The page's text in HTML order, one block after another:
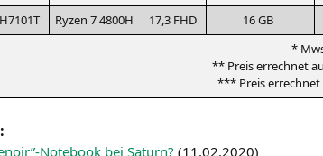
Ryzen 74800H 17,3 FHD 16GB
*
** Preis errech­net
*** Preis errech­net
Notebook bei Saturn? (11.02.2020)